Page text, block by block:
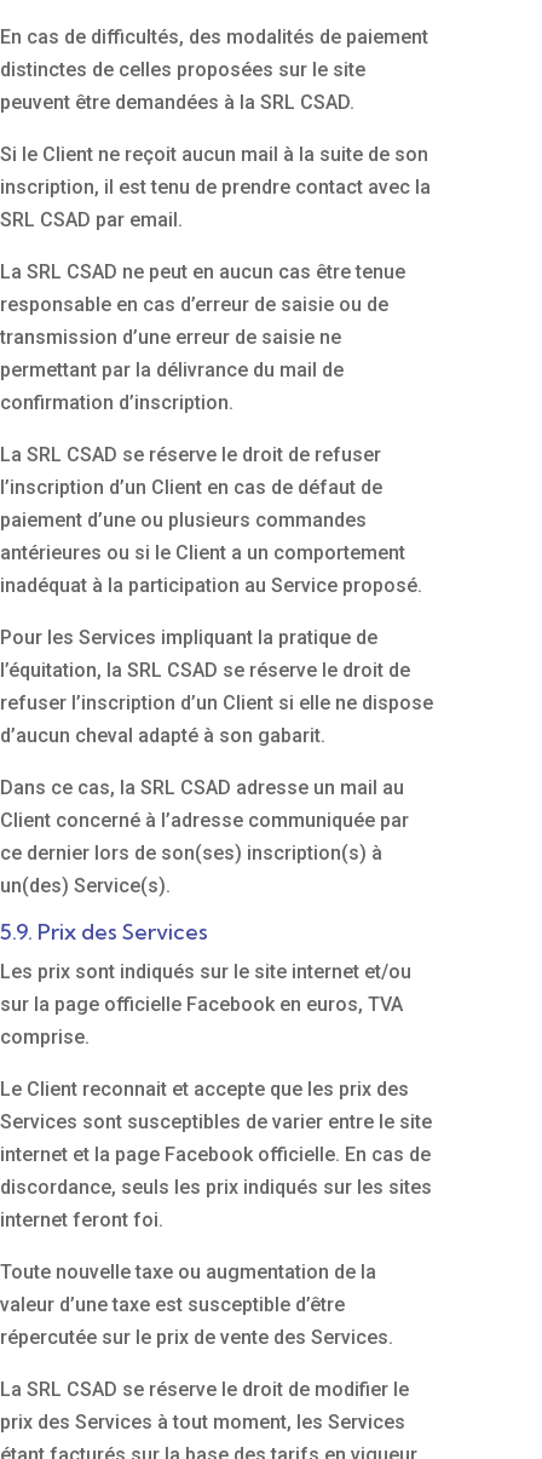
En cas de difficultés, des modalités de paiement
distinctes de celles proposées sur le site
peuvent être demandées à la SRL CSAD.
Si le Client ne reçoit aucun mail à la suite de son
inscription, il est tenu de prendre contact avec la
SRL CSAD par email.
La SRL CSAD ne peut en aucun cas être tenue
responsable en cas d’erreur de saisie ou de
transmission d’une erreur de saisie ne
permettant par la délivrance du mail de
confirmation d’inscription.
La SRL CSAD se réserve le droit de refuser
l’inscription d’un Client en cas de défaut de
paiement d’une ou plusieurs commandes
antérieures ou si le Client a un comportement
inadéquat à la participation au Service proposé.
Pour les Services impliquant la pratique de
l’équitation, la SRL CSAD se réserve le droit de
refuser l’inscription d’un Client si elle ne dispose
d’aucun cheval adapté à son gabarit.
Dans ce cas, la SRL CSAD adresse un mail au
Client concerné à l’adresse communiquée par
ce dernier lors de son(ses) inscription(s) à
un(des) Service(s).
5.9. Prix des Services
Les prix sont indiqués sur le site internet et/ou
sur la page officielle Facebook en euros, TVA
comprise.
Le Client reconnait et accepte que les prix des
Services sont susceptibles de varier entre le site
internet et la page Facebook officielle. En cas de
discordance, seuls les prix indiqués sur les sites
internet feront foi.
Toute nouvelle taxe ou augmentation de la
valeur d’une taxe est susceptible d’être
répercutée sur le prix de vente des Services.
La SRL CSAD se réserve le droit de modifier le
prix des Services à tout moment, les Services